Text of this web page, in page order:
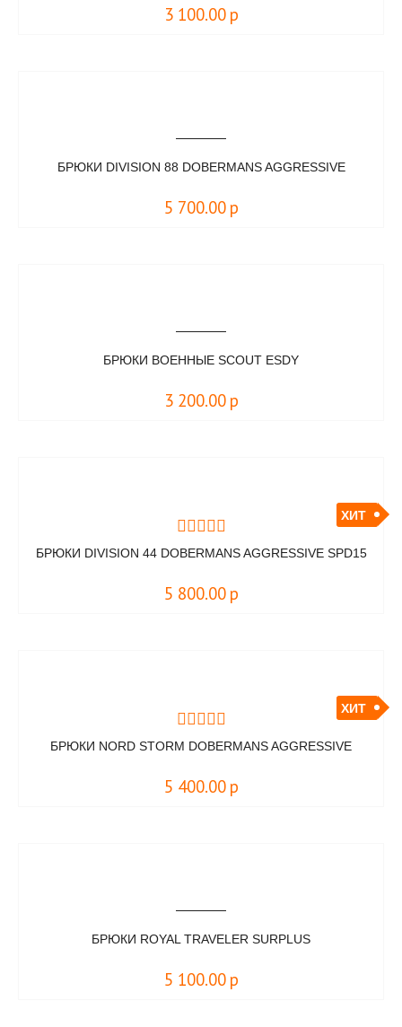
3 100.00 р
БРЮКИ DIVISION 88 DOBERMANS AGGRESSIVE
5 700.00 р
БРЮКИ ВОЕННЫЕ SCOUT ЕSDY
3 200.00 р
ХИТ
БРЮКИ DIVISION 44 DOBERMANS AGGRESSIVE SPD15
5 800.00 р
ХИТ
БРЮКИ NORD STORM DOBERMANS AGGRESSIVE
5 400.00 р
БРЮКИ ROYAL TRAVELER SURPLUS
5 100.00 р